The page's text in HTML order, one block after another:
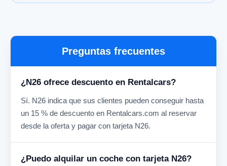
Preguntas frecuentes
¿N26 ofrece descuento en Rentalcars?
Sí. N26 indica que sus clientes pueden conseguir hasta
un 15 % de descuento en Rentalcars.com al reservar
desde la oferta y pagar con tarjeta N26.
¿Puedo alquilar un coche con tarjeta N26?